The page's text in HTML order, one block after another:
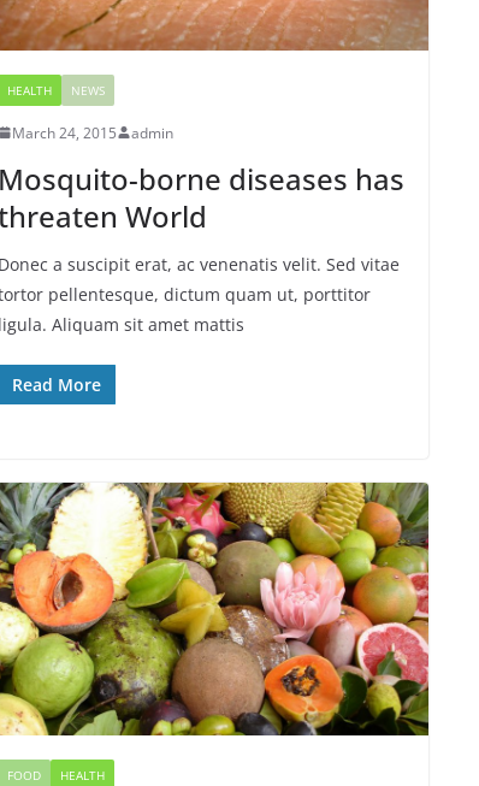
HEALTH NEWS
March 24, 2015 admin
Mosquito-borne diseases has
World
Donec a suscipit erat, ac venenatis velit. Sed vitae
pellentesque, dictum quam ut, porttitor
ligula. Aliquam sit amet mattis
Read More
FOOD HEALTH